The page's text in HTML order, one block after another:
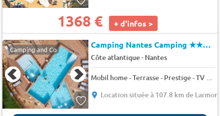
1368 € + d'infos >
Camping and Co Camping Nantes Camping★★★★★
Côte atlantique- Nantes
Location située à 107.8 km de Larmor